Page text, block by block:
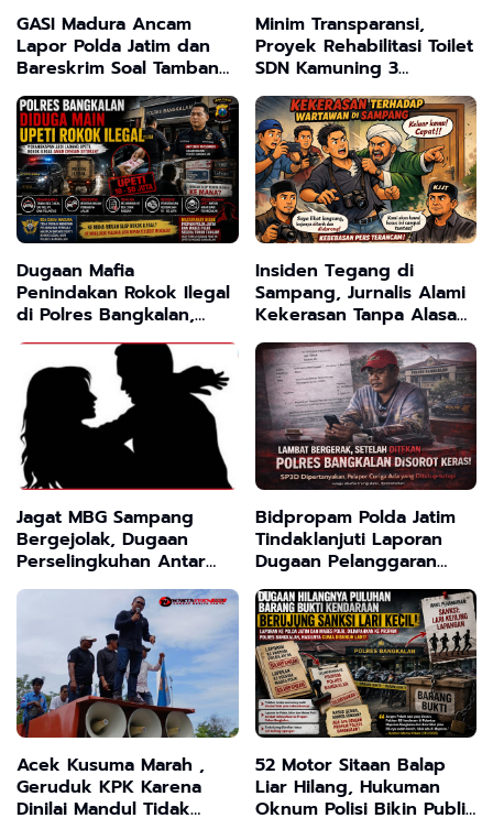
GASI Madura Ancam
Lapor Polda Jatim dan
Bareskrim Soal Tambang
Ilegal Pamekasan
Minim Transparansi,
Proyek Rehabilitasi Toilet
SDN Kamuning 3
Sampang Tuai Kritik
Dugaan Mafia
Penindakan Rokok Ilegal
di Polres Bangkalan,
Publik Pertanyakan
Aliran Uang dan Barang
Bukti
Insiden Tegang di
Sampang, Jurnalis Alami
Kekerasan Tanpa Alasan
Jelas
Jagat MBG Sampang
Bergejolak, Dugaan
Perselingkuhan Antar
Oknum Relawan Jadi
Bidpropam Polda Jatim
Tindaklanjuti Laporan
Dugaan Pelanggaran
oleh Sipropam
Bangkalan
Acek Kusuma Marah ,
Geruduk KPK Karena
Dinilai Mandul Tidak
52 Motor Sitaan Balap
Liar Hilang, Hukuman
Oknum Polisi Bikin Publik